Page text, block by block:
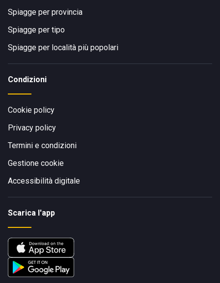
Spiagge per provincia
Spiagge per tipo
Spiagge per località più popolari
Condizioni
Cookie policy
Privacy policy
Termini e condizioni
Gestione cookie
Accessibilità digitale
Scarica l'app